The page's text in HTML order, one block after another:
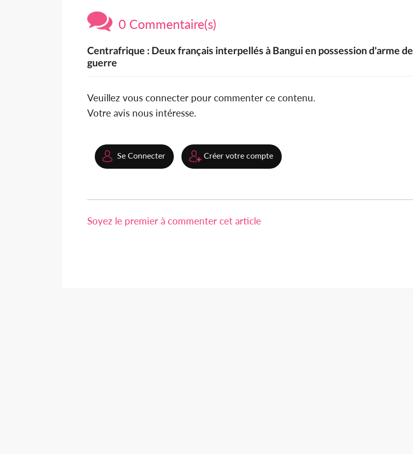
0 Commentaire(s)
Centrafrique : Deux français interpellés à Bangui en possession d'arme de
guerre
Veuillez vous connecter pour commenter ce contenu.
Votre avis nous intéresse.
Se Connecter Créer votre compte
Soyez le premier à commenter cet article